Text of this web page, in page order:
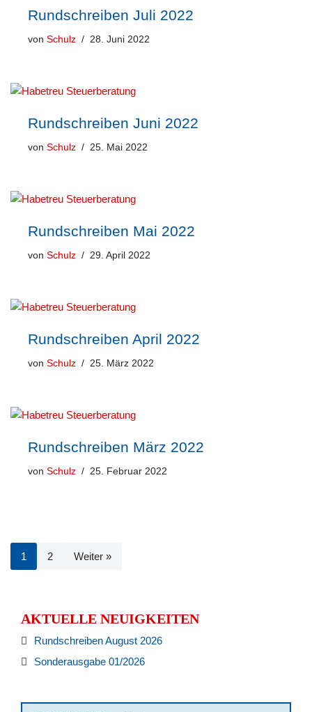
Rundschreiben Juli 2022
von Schulz 28. Juni 2022
Rundschreiben Juni 2022
von Schulz 25. Mai 2022
Rundschreiben Mai 2022
von Schulz 29. April 2022
Rundschreiben April 2022
von Schulz 25. März 2022
Rundschreiben März 2022
von Schulz 25. Februar 2022
1 2 Weiter »
AKTUELLE NEUIGKEITEN
Rundschreiben August 2026
Sonderausgabe 01/2026